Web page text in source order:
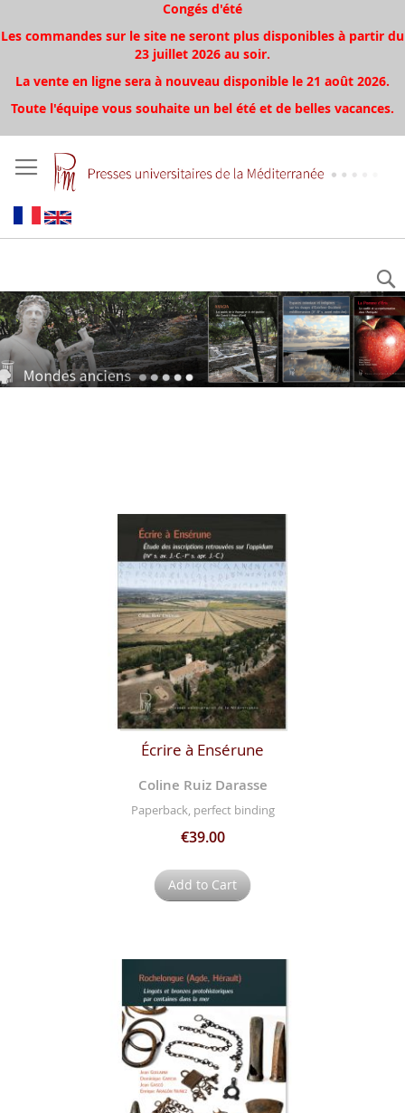
Congés d'été
Les commandes sur le site ne seront plus disponibles à partir du
23 juillet 2026 au soir.
La vente en ligne sera à nouveau disponible le 21 août 2026.
Toute l'équipe vous souhaite un bel été et de belles vacances.
Écrire à Ensérune
Coline Ruiz Darasse
Paperback, perfect binding
€39.00
Add to Cart